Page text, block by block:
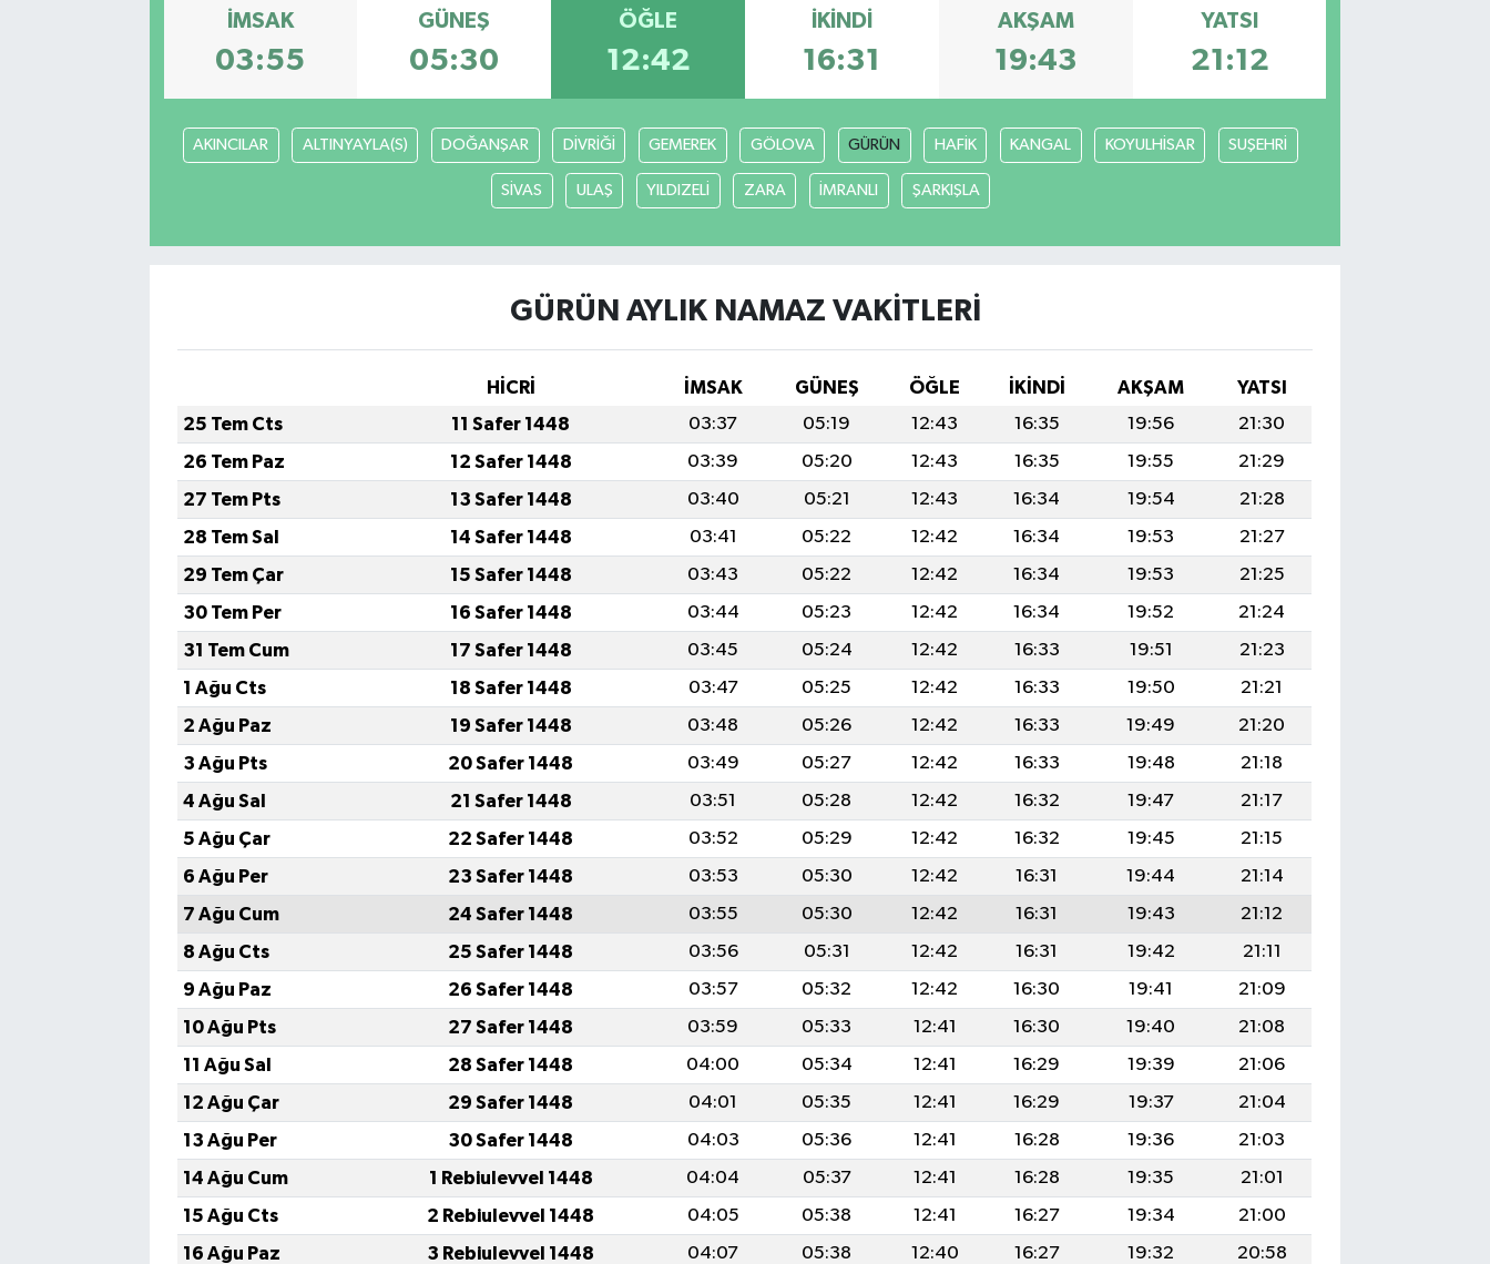
İMSAK
03:55
GÜNEŞ
05:30
ÖĞLE
12:42
İKINDI
16:31
AKŞAM
19:43
YATSI
21:12
AKINCILAR ALTINYAYLA(S) DOĞANŞAR DİVRİĞİ GEMEREK GÖLOVA GÜRÜN HAFİK KANGAL KOYULHİSAR SUŞEHRİ
SİVAS ULAŞ YILDIZELİ ZARA İMRANLI ŞARKIŞLA
GÜRÜN AYLIK NAMAZ VAKITLERI
HİCRİ İMSAK GÜNEŞ ÖĞLE İKINDI AKŞAM
YATSI
25 Tem Cts
11 Safer 1448 03:37 05:19 12:43 16:35 19:56
21:30
26 Tem Paz
12 Safer 1448 03:39 05:20 12:43 16:35 19:55
21:29
27 Tem Pts
13 Safer 1448 03:40 05:21 12:43 16:34 19:54
21:28
28 Tem Sal
14 Safer 1448 03:41 05:22 12:42 16:34 19:53
21:27
29 Tem Çar
15 Safer 1448 03:43 05:22 12:42 16:34 19:53
21:25
30 Tem Per
16 Safer 1448 03:44 05:23 12:42 16:34 19:52
21:24
31 Tem Cum
17 Safer 1448 03:45 05:24 12:42 16:33 19:51
21:23
1 Ağu Cts
18 Safer 1448 03:47 05:25 12:42 16:33 19:50
21:21
2 Ağu Paz
19 Safer 1448 03:48 05:26 12:42 16:33 19:49
21:20
3 Ağu Pts
20 Safer 1448 03:49 05:27 12:42 16:33 19:48
21:18
4 Ağu Sal
21 Safer 1448 03:51 05:28 12:42 16:32 19:47
21:17
5 Ağu Çar
22 Safer 1448 03:52 05:29 12:42 16:32 19:45
21:15
6 Ağu Per
23 Safer 1448 03:53 05:30 12:42 16:31 19:44
21:14
7 Ağu Cum
24 Safer 1448 03:55 05:30 12:42 16:31 19:43
21:12
8 Ağu Cts
25 Safer 1448 03:56 05:31 12:42 16:31 19:42
21:11
9 Ağu Paz
26 Safer 1448 03:57 05:32 12:42 16:30 19:41
21:09
10 Ağu Pts
27 Safer 1448 03:59 05:33 12:41 16:30 19:40
21:08
11 Ağu Sal
28 Safer 1448 04:00 05:34 12:41 16:29 19:39
21:06
12 Ağu Çar
29 Safer 1448 04:01 05:35 12:41 16:29 19:37
21:04
13 Ağu Per
30 Safer 1448 04:03 05:36 12:41 16:28 19:36
21:03
14 Ağu Cum
1 Rebiulevvel 1448 04:04 05:37 12:41 16:28 19:35
21:01
15 Ağu Cts
2 Rebiulevvel 1448 04:05 05:38 12:41 16:27 19:34
21:00
16 Ağu Paz
3 Rebiulevvel 1448 04:07 05:38 12:40 16:27 19:32
20:58